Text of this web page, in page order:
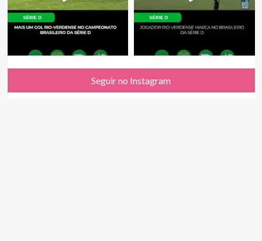
Seguir no Instagram